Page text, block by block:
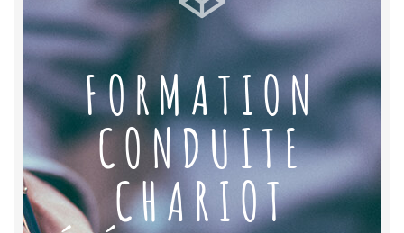
FORMATION
CONDUITE
CHARIOT